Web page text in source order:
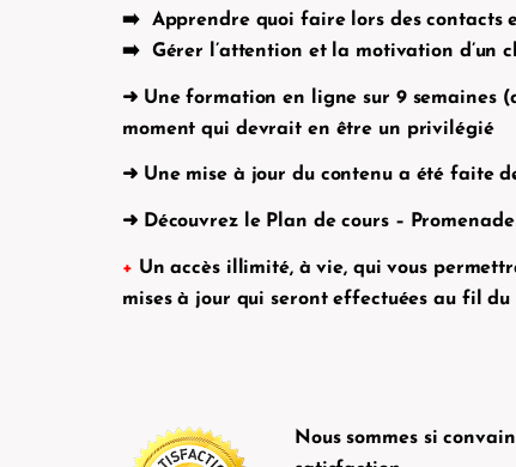
➡️ Apprendre quoi faire lors des contacts
➡️ Gérer l’attention et la motivation d’un
➜Une formation en ligne sur 9 semaines
moment qui devrait en être un privilégié
➜Une mise à jour du contenu a été faite
➜ Découvrez le Plan de cours –
+ Un accès illimité, à vie, qui vous
mises à jour qui seront effectuées au fil du
Nous sommes si